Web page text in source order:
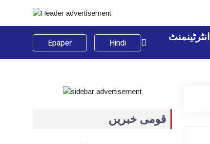
Epaper Hindi
انٹرٹینمنٹ
قومی خبریں